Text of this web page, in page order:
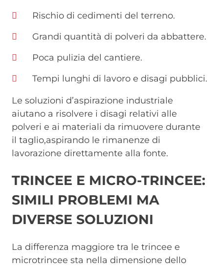
Rischio di cedimenti del terreno.
Grandi quantità di polveri da abbattere.
Poca pulizia del cantiere.
Tempi lunghi di lavoro e disagi pubblici.
Le soluzioni d’aspirazione industriale
aiutano a risolvere i disagi relativi alle
polveri e ai materiali da rimuovere durante
il taglio,aspirando le rimanenze di
lavorazione direttamente alla fonte.
TRINCEE E MICRO-TRINCEE:
SIMILI PROBLEMI MA
DIVERSE SOLUZIONI
La differenza maggiore tra le trincee e
microtrincee sta nella dimensione dello